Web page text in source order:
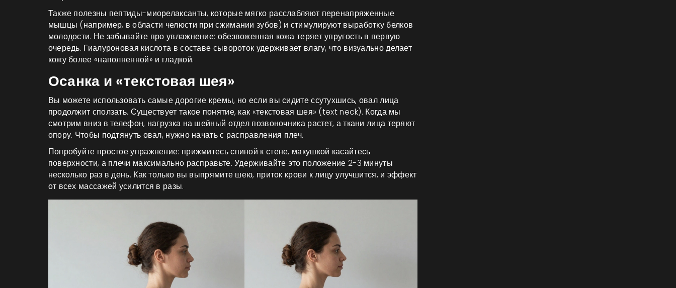
Также полезны пептиды-миорелаксанты, которые мягко расслабляют перенапряженные
мышцы (например, в области челюсти при сжимании зубов) и стимулируют выработку белков
молодости. Не забывайте про увлажнение: обезвоженная кожа теряет упругость в первую
очередь. Гиалуроновая кислота в составе сывороток удерживает влагу, что визуально делает
кожу более «наполненной» и гладкой.
Осанка и «текстовая шея»
Вы можете использовать самые дорогие кремы, но если вы сидите ссутухшись, овал лица
продолжит сползать. Существует такое понятие, как «текстовая шея» (text neck). Когда мы
смотрим вниз в телефон, нагрузка на шейный отдел позвоночника растет, а ткани лица теряют
опору. Чтобы подтянуть овал, нужно начать с расправления плеч.
Попробуйте простое упражнение: прижмитесь спиной к стене, макушкой касайтесь
поверхности, а плечи максимально расправьте. Удерживайте это положение 2-3 минуты
несколько раз в день. Как только вы выпрямите шею, приток крови к лицу улучшится, и эффект
от всех массажей усилится в разы.